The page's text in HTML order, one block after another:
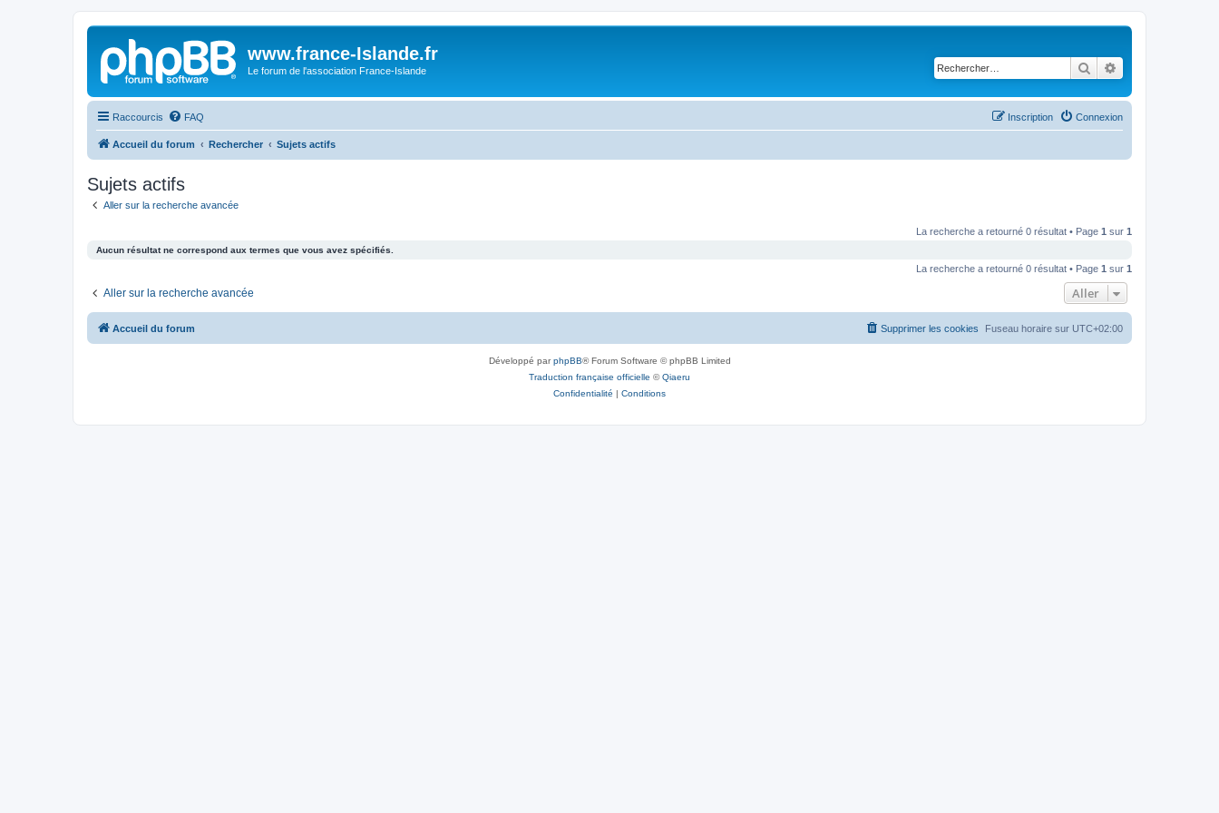
www.france-Islande.fr
Le forum de l'association France-Islande Rechercher
Raccourcis FAQ Connexion
Inscription
Accueil du forum Rechercher Sujets actifs
Sujets actifs
Aller sur la recherche avancée
La recherche a retourné 0 résultat • Page 1 sur 1
Aucun résultat ne correspond aux termes que vous avez spécifiés.
La recherche a retourné 0 résultat • Page 1 sur 1
Aller sur la recherche avancée Aller
Accueil du forum Fuseau horaire sur UTC+02:00
Supprimer les cookies
Développé parphpBB® Forum Software © phpBB Limited
Traduction française officielle ©Qiaeru
Confidentialité | Conditions